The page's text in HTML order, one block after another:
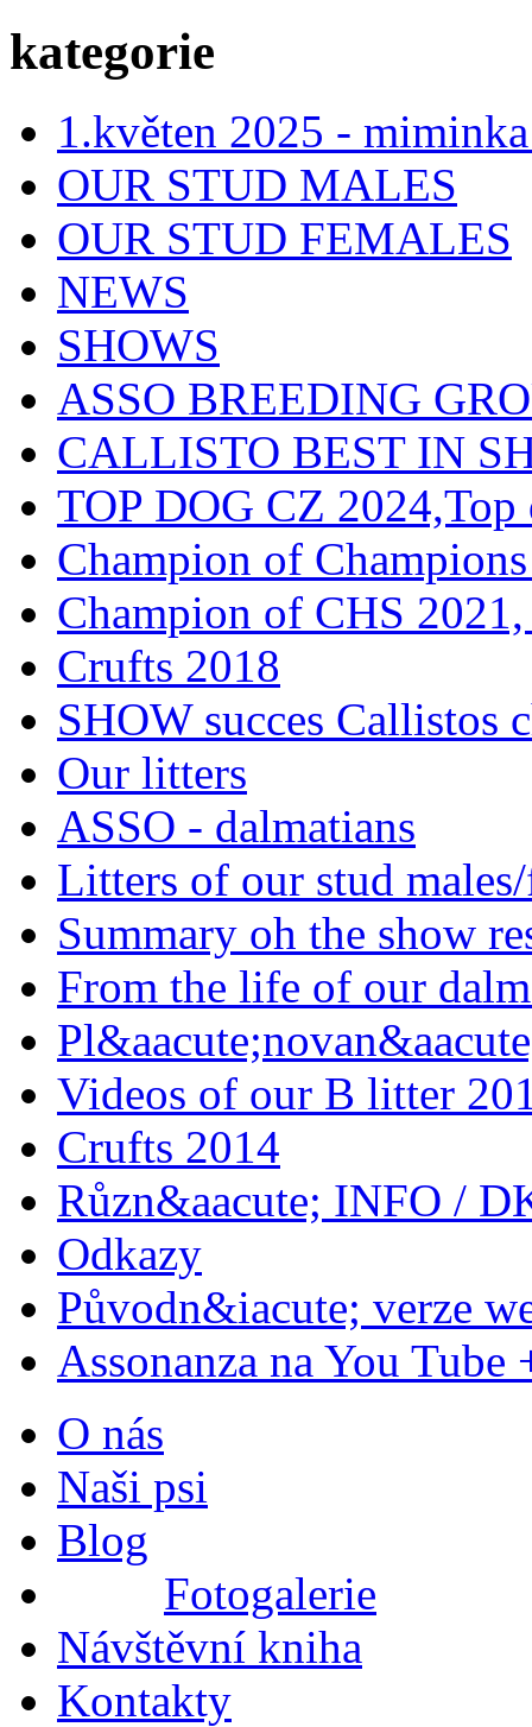
kategorie
1.květen 2025 -
OUR STUD MALES
OUR STUD FEMALES
NEWS
SHOWS
ASSO BREEDING
CALLISTO BEST IN
TOP DOG CZ
Champion of
Champion of CHS
Crufts 2018
SHOW succes Callistos
Our litters
ASSO - dalmatians
Litters of our stud
Summary oh the show
From the life of our
Videos of our B litter
Crufts 2014
Různ&aacute; INFO /
Odkazy
Původn&iacute; verze
Assonanza na You Tube
O nás
Naši psi
Blog
Fotogalerie
Návštěvní kniha
Kontakty